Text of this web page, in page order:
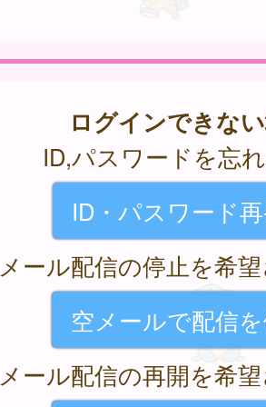
ログインできな
ID,パスワードを忘
ID・パスワード
メール配信の停止を希
空メールで配信
メール配信の再開を希